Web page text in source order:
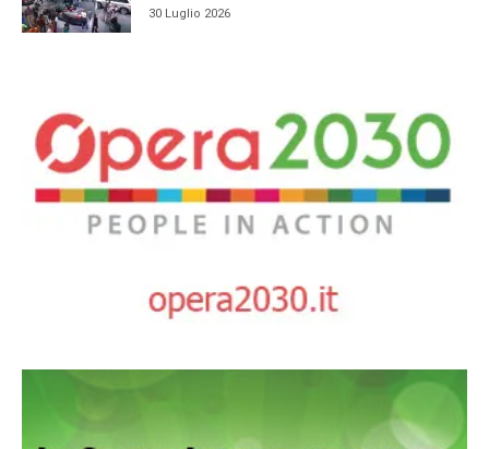
30 Luglio 2026